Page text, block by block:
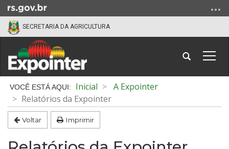
para
conteúdo
para
o
menu
para
busca
SECRETARIA DA AGRICULTURA
Abrir
Início
conteúdo
Inicial
A Expointer
Relatórios da Expointer
Voltar Imprimir